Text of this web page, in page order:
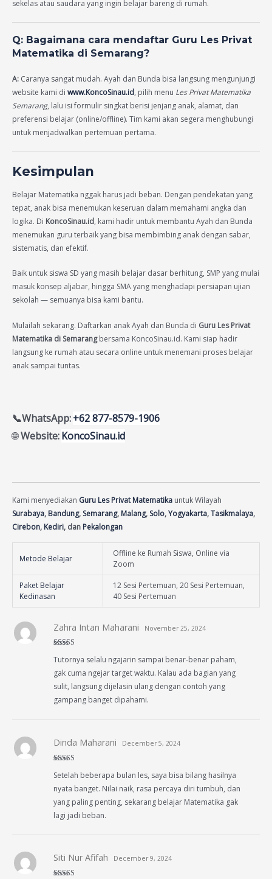
sekelas atau saudara yang ingin belajar bareng di rumah.
Q: Bagaimana cara mendaftar Guru Les Privat
Matematika di Semarang?
A: Caranya sangat mudah. Ayah dan Bunda bisa langsung mengunjungi
website kami di www.KoncoSinau.id, pilih menu Les Privat Matematika
Semarang, lalu isi formulir singkat berisi jenjang anak, alamat, dan
preferensi belajar (online/offline). Tim kami akan segera menghubungi
untuk menjadwalkan pertemuan pertama.
Kesimpulan
Belajar Matematika nggak harus jadi beban. Dengan pendekatan yang
tepat, anak bisa menemukan keseruan dalam memahami angka dan
logika. Di KoncoSinau.id, kami hadir untuk membantu Ayah dan Bunda
menemukan guru terbaik yang bisa membimbing anak dengan sabar,
sistematis, dan efektif.
Baik untuk siswa SD yang masih belajar dasar berhitung, SMP yang mulai
masuk konsep aljabar, hingga SMA yang menghadapi persiapan ujian
sekolah — semuanya bisa kami bantu.
Mulailah sekarang. Daftarkan anak Ayah dan Bunda di Guru Les Privat
Matematika di Semarangbersama KoncoSinau.id. Kami siap hadir
langsung ke rumah atau secara online untuk menemani proses belajar
anak sampai tuntas.
📞WhatsApp:+62 877-8579-1906
🌐Website:KoncoSinau.id
Kami menyediakan Guru Les Privat Matematika untuk Wilayah
Surabaya, Bandung, Semarang, Malang, Solo,Yogyakarta,Tasikmalaya,
Cirebon, Kediri, dan Pekalongan
Metode Belajar
Offline ke Rumah Siswa, Online via
Zoom
Paket Belajar
Kedinasan
12 Sesi Pertemuan, 20 Sesi Pertemuan,
40 Sesi Pertemuan
of 5
Zahra Intan Maharani November 25, 2024
Tutornya selalu ngajarin sampai benar-benar paham,
gak cuma ngejar target waktu. Kalau ada bagian yang
sulit, langsung dijelasin ulang dengan contoh yang
gampang banget dipahami.
of 5
Dinda Maharani December 5, 2024
Setelah beberapa bulan les, saya bisa bilang hasilnya
nyata banget. Nilai naik, rasa percaya diri tumbuh, dan
yang paling penting, sekarang belajar Matematika gak
lagi jadi beban.
Siti Nur Afifah December 9, 2024